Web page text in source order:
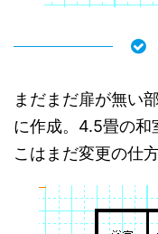
まだまだ扉が無い
に作成。4.5畳の和
こはまだ変更の仕